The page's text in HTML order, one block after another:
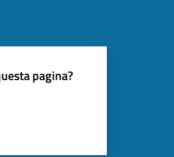
pagina?